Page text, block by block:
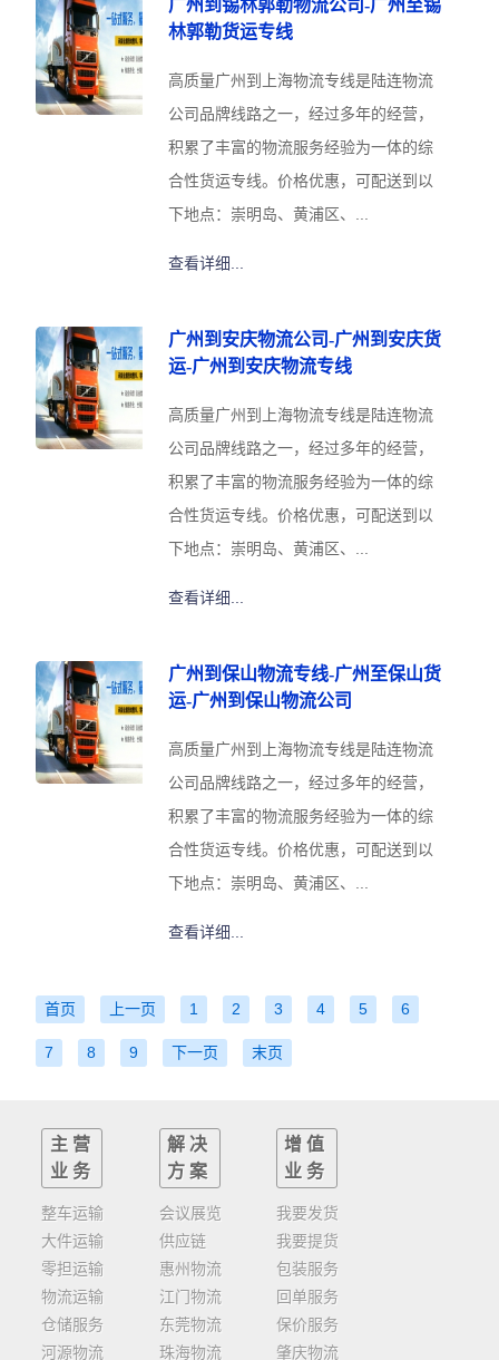
广州到锡林郭勒物流公司-广州至锡
林郭勒货运专线
高质量广州到上海物流专线是陆连物流
公司品牌线路之一，经过多年的经营，
积累了丰富的物流服务经验为一体的综
合性货运专线。价格优惠，可配送到以
下地点：崇明岛、黄浦区、...
查看详细...
广州到安庆物流公司-广州到安庆货
运-广州到安庆物流专线
高质量广州到上海物流专线是陆连物流
公司品牌线路之一，经过多年的经营，
积累了丰富的物流服务经验为一体的综
合性货运专线。价格优惠，可配送到以
下地点：崇明岛、黄浦区、...
查看详细...
广州到保山物流专线-广州至保山货
运-广州到保山物流公司
高质量广州到上海物流专线是陆连物流
公司品牌线路之一，经过多年的经营，
积累了丰富的物流服务经验为一体的综
合性货运专线。价格优惠，可配送到以
下地点：崇明岛、黄浦区、...
查看详细...
首页 上一页 1 2 3 4 5 6
7 8 9 下一页 末页
主营
业务
整车运输
大件运输
零担运输
物流运输
仓储服务
河源物流
解决
方案
会议展览
供应链
惠州物流
江门物流
东莞物流
珠海物流
增值
业务
我要发货
我要提货
包装服务
回单服务
保价服务
肇庆物流